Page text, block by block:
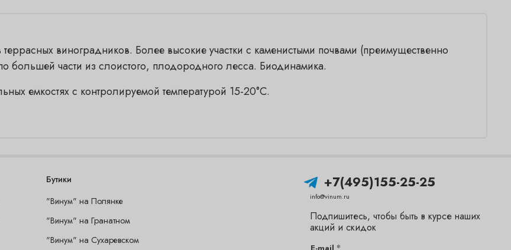
террасных виноградников. Более высокие участки с каменистыми почвами (преимущественно
большей части из слоистого, плодородного лесса. Биодинамика.
емкостях с контролируемой температурой 15-20°C.
Бутики
"Винум" на Полянке
"Винум" на Гранатном
"Винум" на Сухаревском
+7(495)155-25-25
info@vinum.ru
Подпишитесь, чтобы быть в курсе наших
акций и скидок
*